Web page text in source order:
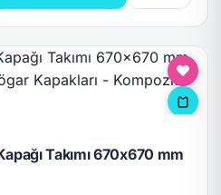
Takımı 670x670 mm